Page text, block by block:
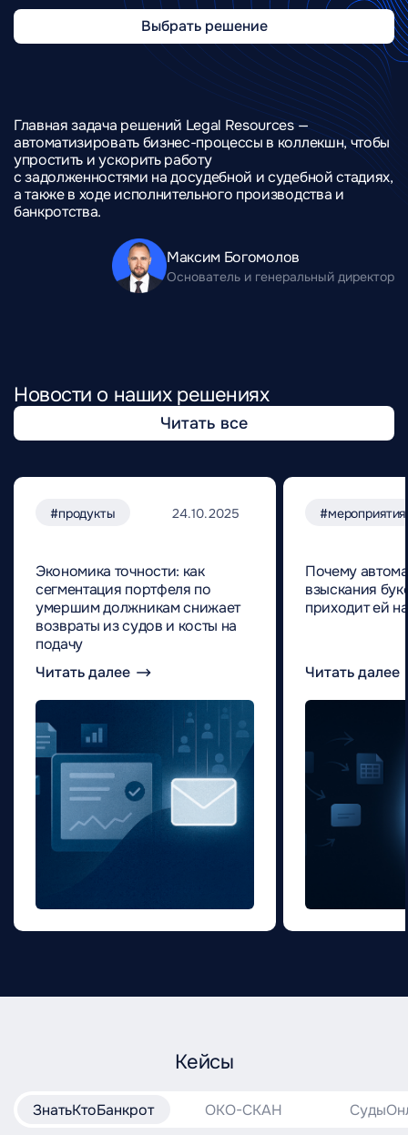
Выбрать решение
Главная задача решений Legal Resources —
автоматизировать бизнес-процессы в коллекшн, чтобы
упростить и ускорить работу
с задолженностями на досудебной и судебной стадиях,
а также в ходе исполнительного производства и
банкротства.
Максим Богомолов
Основатель и генеральный директор
Новости о наших решениях
Читать все
#продукты 24.10.2025
Экономика точности: как
сегментация портфеля по
умершим должникам снижает
возвраты из судов и косты на
подачу
Читать далее
#мероприятия
Почему
взыскания
приходит ей
Читать далее
Кейсы
ЗнатьКтоБанкрот ОКО-СКАН